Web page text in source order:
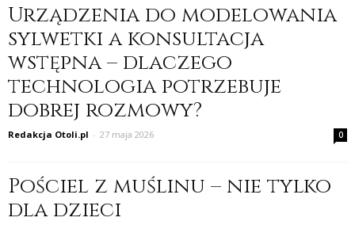
Urządzenia do modelowania
sylwetki a konsultacja
wstępna – dlaczego
technologia potrzebuje
dobrej rozmowy?
Redakcja Otoli.pl - 27 maja 2026 0
Pościel z muślinu – nie tylko
dla dzieci